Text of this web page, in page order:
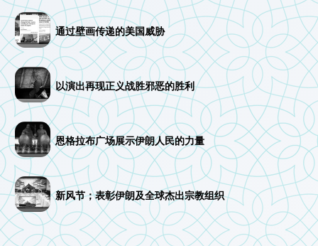
通过壁画传递的美国威胁
以演出再现正义战胜邪恶的胜利
恩格拉布广场展示伊朗人民的力量
新风节；表彰伊朗及全球杰出宗教组织